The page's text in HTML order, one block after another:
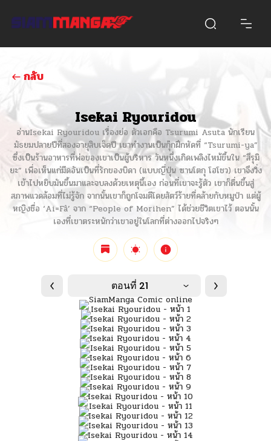
กลับ
Isekai Ryouridou
อ่านIsekai Ryouridou เรื่องย่อ ตัวเอกคือ Tsurumi Asuta นักเรียน
มัธยมปลายปีที่สองอายุสิบเจ็ดปี เขาทำงานเป็นกุ๊กฝึกหัดที่ “Tsurumi-ya”
ซึ่งเป็นร้านอาหารที่พ่อของเขาเป็นผู้บริหาร วันหนึ่งเกิดเพลิงไหม้ขึ้นใน “สึรุมิ
ยะ” เพื่อเห็นแก่มีดอันเป็นที่รักของบิดา (แบบญี่ปุ่น ซานโตกุ โฮโชว) เขาจึงวิ่ง
เข้าไปหยิบมันขึ้นมาและจบลงด้วยเหตุนี้เอง ก่อนที่เขาจะรู้ตัว เขาก็ตื่นขึ้นสู่
สภาพแวดล้อมที่ไม่รู้จัก จากนั้นเขาก็ถูกโจมตีโดยสัตว์ร้ายที่คล้ายกับหมูป่า แต่ผู้
หญิงชื่อ ‘Ai=Fâ’ จาก “People of Morihen” ได้ช่วยชีวิตเขาไว้ ตอนนั้น
เองที่เขาตระหนักว่าเขาอยู่ในโลกที่ต่างออกไปจริงๆ
ตอนที่ 21